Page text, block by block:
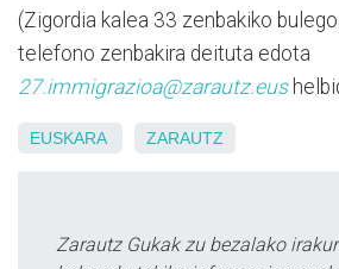
(Zigordia kalea 33 zenbakiko
telefono zenbakira deituta edota
27.immigrazioa@zarautz.eus
EUSKARA ZARAUTZ
Zarautz Gukak zu bezalako